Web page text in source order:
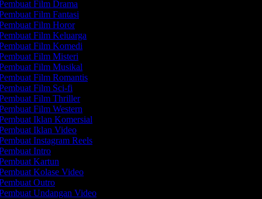
Film Drama
Film Fantasi
Film Horor
Film Keluarga
Film Komedi
Film Misteri
Film Musikal
Film Romantis
Film Sci-fi
Film Thriller
Film Western
Iklan Komersial
Iklan Video
Instagram Reels
Intro
Kartun
Kolase Video
Outro
Undangan Video